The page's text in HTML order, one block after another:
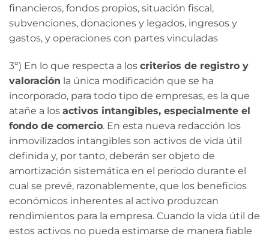
financieros, fondos propios, situación fiscal,
subvenciones, donaciones y legados, ingresos y
gastos, y operaciones con partes vinculadas
3º) En lo que respecta a los criterios de registro y
valoración la única modificación que se ha
incorporado, para todo tipo de empresas, es la que
atañe a los activos intangibles, especialmente el
fondo de comercio. En esta nueva redacción los
inmovilizados intangibles son activos de vida útil
definida y, por tanto, deberán ser objeto de
amortización sistemática en el periodo durante el
cual se prevé, razonablemente, que los beneficios
económicos inherentes al activo produzcan
rendimientos para la empresa. Cuando la vida útil de
estos activos no pueda estimarse de manera fiable